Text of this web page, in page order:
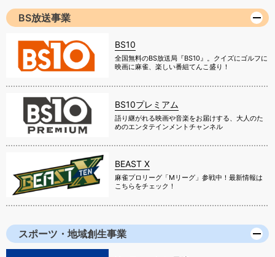
BS放送事業
BS10
全国無料のBS放送局『BS10』。クイズにゴルフに
映画に麻雀、楽しい番組てんこ盛り！
BS10プレミアム
語り継がれる映画や音楽をお届けする、大人のた
めのエンタテインメントチャンネル
BEAST X
麻雀プロリーグ「Mリーグ」参戦中！最新情報は
こちらをチェック！
スポーツ・地域創生事業